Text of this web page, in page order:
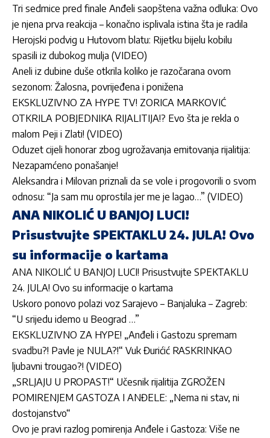
Tri sedmice pred finale Anđeli saopštena važna odluka: Ovo
je njena prva reakcija – konačno isplivala istina šta je radila
Herojski podvig u Hutovom blatu: Rijetku bijelu kobilu
spasili iz dubokog mulja (VIDEO)
Aneli iz dubine duše otkrila koliko je razočarana ovom
sezonom: Žalosna, povrijeđena i ponižena
EKSKLUZIVNO ZA HYPE TV! ZORICA MARKOVIĆ
OTKRILA POBJEDNIKA RIJALITIJA!? Evo šta je rekla o
malom Peji i Zlati! (VIDEO)
Oduzet cijeli honorar zbog ugrožavanja emitovanja rijalitija:
Nezapamćeno ponašanje!
Aleksandra i Milovan priznali da se vole i progovorili o svom
odnosu: “Ja sam mu oprostila jer me je lagao…” (VIDEO)
ANA NIKOLIĆ U BANJOJ LUCI!
Prisustvujte SPEKTAKLU 24. JULA! Ovo
su informacije o kartama
ANA NIKOLIĆ U BANJOJ LUCI! Prisustvujte SPEKTAKLU
24. JULA! Ovo su informacije o kartama
Uskoro ponovo polazi voz Sarajevo – Banjaluka – Zagreb:
“U srijedu idemo u Beograd …”
EKSKLUZIVNO ZA HYPE! „Anđeli i Gastozu spremam
svadbu?! Pavle je NULA?!“ Vuk Đurićić RASKRINKAO
ljubavni trougao?! (VIDEO)
„SRLJAJU U PROPAST!“ Učesnik rijalitija ZGROŽEN
POMIRENJEM GASTOZA I ANĐELE: „Nema ni stav, ni
dostojanstvo“
Ovo je pravi razlog pomirenja Anđele i Gastoza: Više ne